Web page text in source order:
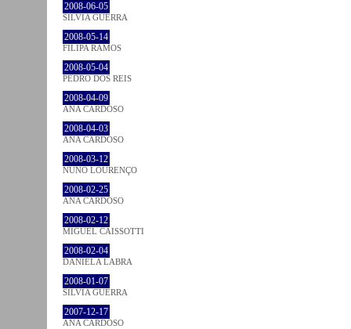
2008-06-05
SÍLVIA GUERRA
2008-05-14
FILIPA RAMOS
2008-05-04
PEDRO DOS REIS
2008-04-09
ANA CARDOSO
2008-04-03
ANA CARDOSO
2008-03-12
NUNO LOURENÇO
2008-02-25
ANA CARDOSO
2008-02-12
MIGUEL CAISSOTTI
2008-02-04
DANIELA LABRA
2008-01-07
SÍLVIA GUERRA
2007-12-17
ANA CARDOSO